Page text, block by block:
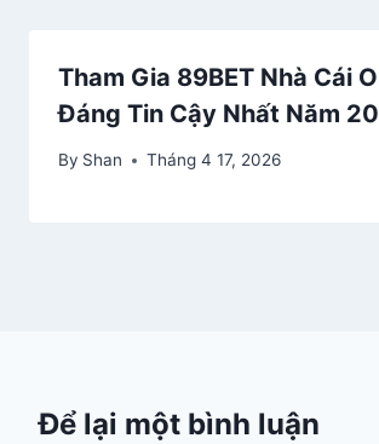
Tham Gia 89BET Nhà Cái
Đáng Tin Cậy Nhất Năm
By Shan Tháng 4 17, 2026
Để lại một bình luận